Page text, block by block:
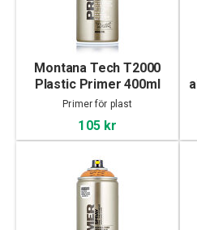
Montana Tech T2000
Plastic Primer 400ml
Primer för plast
105 kr